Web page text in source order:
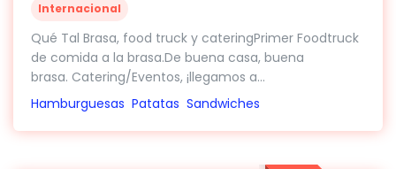
Internacional
Qué Tal Brasa, food truck y cateringPrimer Foodtruck
de comida a la brasa.De buena casa, buena
brasa. Catering/Eventos, ¡llegamos a...
Hamburguesas Patatas Sandwiches